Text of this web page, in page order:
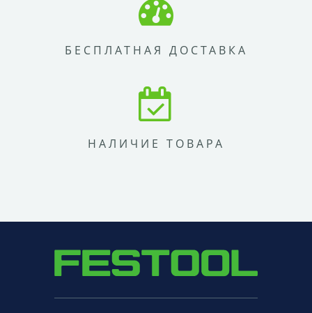
БЕСПЛАТНАЯ ДОСТАВКА
НАЛИЧИЕ ТОВАРА